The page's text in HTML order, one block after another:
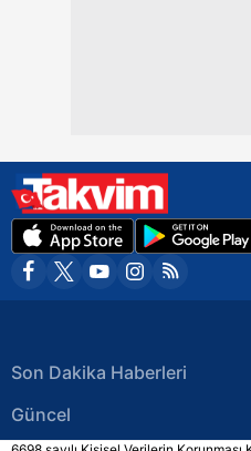
Son Dakika Haberleri
Güncel